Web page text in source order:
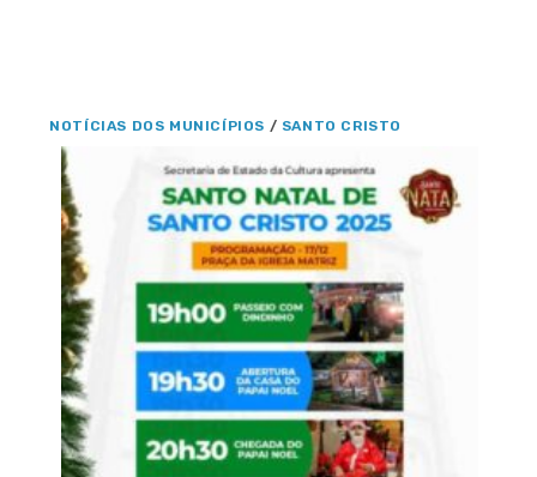
NOTÍCIAS DOS MUNICÍPIOS / SANTO CRISTO